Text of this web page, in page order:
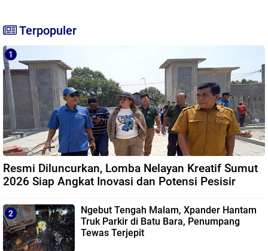
Terpopuler
Resmi Diluncurkan, Lomba Nelayan Kreatif Sumut
2026 Siap Angkat Inovasi dan Potensi Pesisir
Ngebut Tengah Malam, Xpander Hantam
Truk Parkir di Batu Bara, Penumpang
Tewas Terjepit